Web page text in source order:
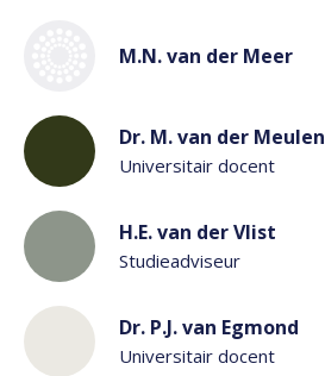
M.N. van der Meer
Dr. M. van der Meulen
Universitair docent
H.E. van der Vlist
Studieadviseur
Dr. P.J. van Egmond
Universitair docent